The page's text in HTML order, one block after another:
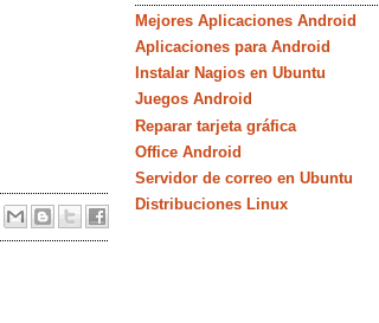
Mejores Aplicaciones Android
Aplicaciones para Android
Instalar Nagios en Ubuntu
Juegos Android
Reparar tarjeta gráfica
Office Android
Servidor de correo en Ubuntu
Distribuciones Linux